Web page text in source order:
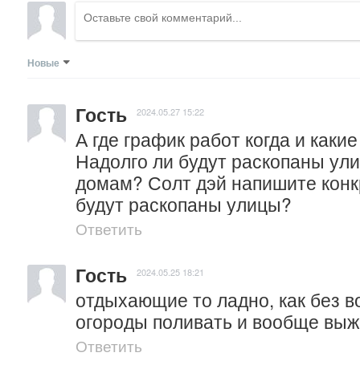
Новые
Гость 2024.05.27 15:22
А где график работ когда и
Надолго ли будут раскопаны
домам? Солт дэй напишите
будут раскопаны улицы?
Ответить
Гость 2024.05.25 18:21
отдыхающие то ладно, как без
огороды поливать и вообще
Ответить